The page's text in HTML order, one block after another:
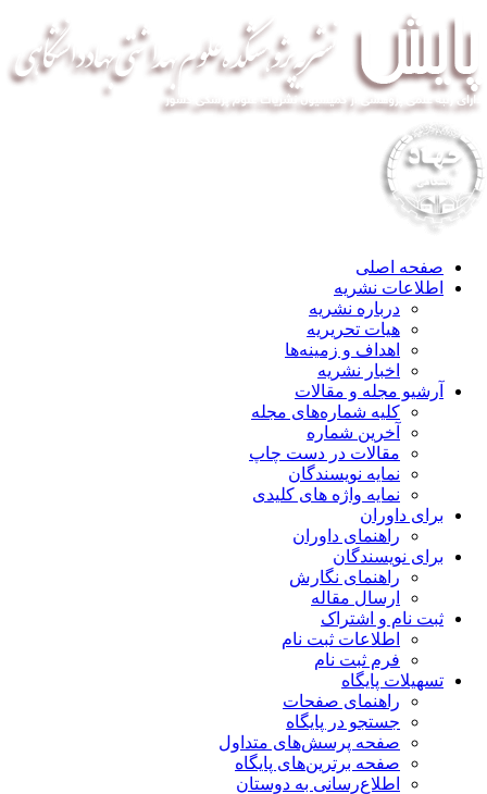
صفحه اصلی
اطلاعات نشریه
درباره نشریه
هیات تحریریه
اهداف و زمینه‌ها
اخبار نشریه
آرشیو مجله و مقالات
کلیه شماره‌های مجله
آخرین شماره
مقالات در دست چاپ
نمایه نویسندگان
نمایه واژه های کلیدی
برای داوران
راهنمای داوران
برای نویسندگان
راهنمای نگارش
ارسال مقاله
ثبت نام و اشتراک
اطلاعات ثبت نام
فرم ثبت نام
تسهیلات پایگاه
راهنمای صفحات
جستجو در پایگاه
صفحه پرسش‌های متداول
صفحه برترین‌های پایگاه
اطلاع‌رسانی به دوستان